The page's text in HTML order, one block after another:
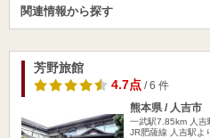
関連情報から探す
芳野旅館
4.7点/ 6 件
熊本県 / 人吉市
一武駅7.85km 人
JR肥薩線 人吉駅よ